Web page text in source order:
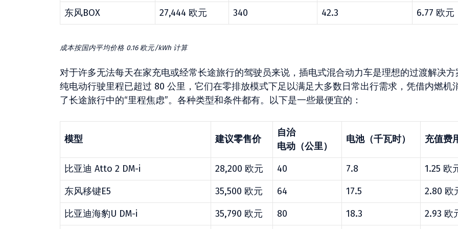
东风BOX
27,444 欧元 340 42.3 6.77 欧元
成本按国内平均价格 0.16 欧元/kWh 计算
对于许多无法每天在家充电或经常长途旅行的驾驶员来说，插电式混合动力车是理想的过渡解决方
纯电动行驶里程已超过 80 公里，它们在零排放模式下足以满足大多数日常出行需求，凭借内燃机
了长途旅行中的“里程焦虑”。各种类型和条件都有。以下是一些最便宜的：
模型 建议零售价
自治
电动（公里）
电池（千瓦时） 充值费
比亚迪 Atto 2 DM-i 28,200 欧元 40 7.8
1.25 欧
东风移键E5
35,500 欧元 64 17.5
2.80 欧
比亚迪海豹U DM-i
35,790 欧元 80 18.3 2.93 欧